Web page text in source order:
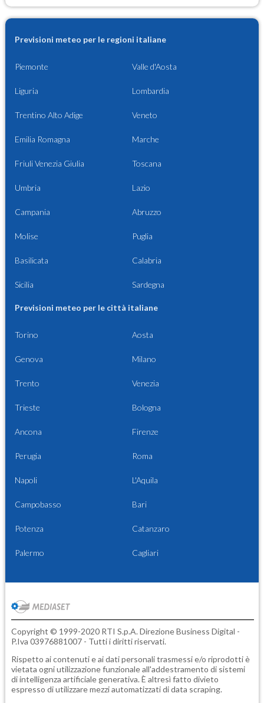
Previsioni meteo per le regioni italiane
Piemonte Valle d'Aosta
Liguria Lombardia
Trentino Alto Adige Veneto
Emilia Romagna Marche
Friuli Venezia Giulia Toscana
Umbria Lazio
Campania Abruzzo
Molise Puglia
Basilicata Calabria
Sicilia Sardegna
Previsioni meteo per le città italiane
Torino Aosta
Genova Milano
Trento Venezia
Trieste Bologna
Ancona Firenze
Perugia Roma
Napoli L'Aquila
Campobasso Bari
Potenza Catanzaro
Palermo Cagliari
Copyright © 1999-2020 RTI S.p.A. Direzione Business Digital -
P.Iva 03976881007 - Tutti i diritti riservati.
Rispetto ai contenuti e ai dati personali trasmessi e/o riprodotti è
vietata ogni utilizzazione funzionale all'addestramento di sistemi
di intelligenza artificiale generativa. È altresì fatto divieto
espresso di utilizzare mezzi automatizzati di data scraping.